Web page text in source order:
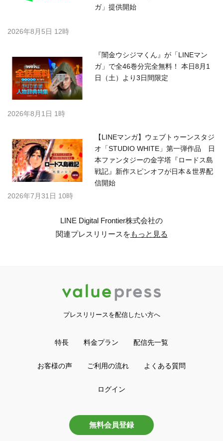
ガ」提供開始
2026年8月5日 12時
『闇金ウシジマくん』が「LINEマン
ガ」で全46巻分完全無料！ 本日8月1
日（土）より3日間限定
2026年8月1日 1時
【LINEマンガ】ウェブトゥーンスタジ
オ「STUDIO WHITE」第一弾作品 日
本ファンタジーの金字塔『ロードス島
戦記』新作スピンオフが日本＆世界配
信開始
2026年7月31日 10時
LINE Digital Frontier株式会社の
関連プレスリリースをもっと見る
プレスリリースを配信したい方へ
特長 料金プラン 配信先一覧
お客様の声 ご利用の流れ よくある質問
ログイン
無料会員登録